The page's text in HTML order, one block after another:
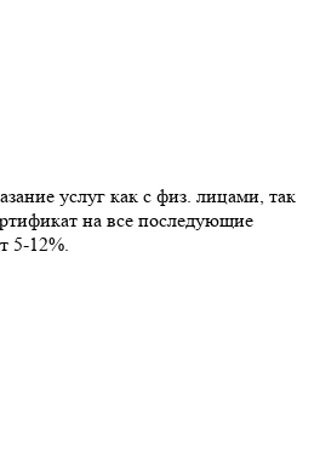
услуг как с физ. лицами, так
на все последующие
5-12%.